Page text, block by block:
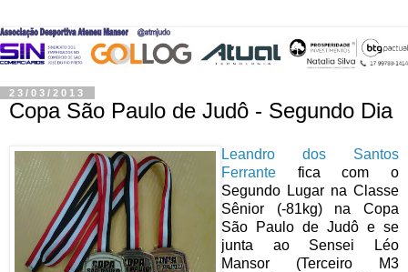
23/03/2013
Copa São Paulo de Judô - Segundo Dia
Leandro dos Santos
Ferrante fica com o
Segundo Lugar na Classe
Sênior (-81kg) na Copa
São Paulo de Judô e se
junta ao Sensei Léo
Mansor (Terceiro M3